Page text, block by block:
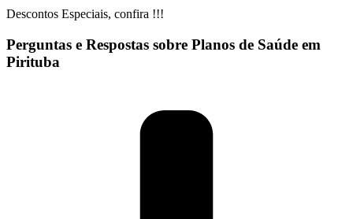
Descontos Especiais, confira !!!
Perguntas e Respostas sobre Planos de Saúde em
Pirituba